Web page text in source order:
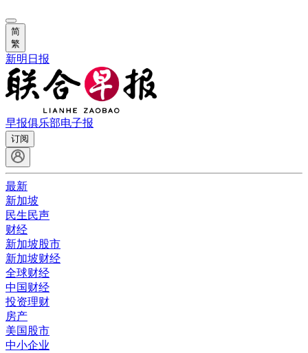
简
繁
新明日报
早报俱乐部电子报
订阅
最新
新加坡
民生民声
财经
新加坡股市
新加坡财经
全球财经
中国财经
投资理财
房产
美国股市
中小企业